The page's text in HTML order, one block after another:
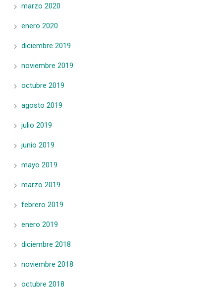
marzo 2020
enero 2020
diciembre 2019
noviembre 2019
octubre 2019
agosto 2019
julio 2019
junio 2019
mayo 2019
marzo 2019
febrero 2019
enero 2019
diciembre 2018
noviembre 2018
octubre 2018